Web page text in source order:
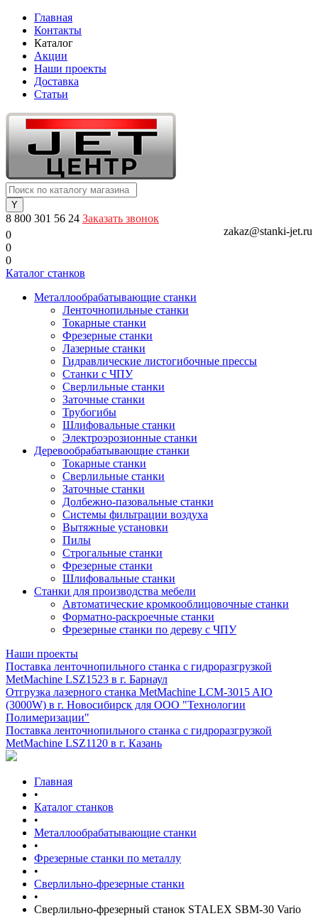
Главная
Контакты
Каталог
Акции
Наши проекты
Доставка
Статьи
8 800 301 56 24 Заказать звонок
zakaz@stanki-jet.ru
0
0
0
Каталог станков
Металлообрабатывающие станки
Ленточнопильные станки
Токарные станки
Фрезерные станки
Лазерные станки
Гидравлические листогибочные прессы
Станки с ЧПУ
Сверлильные станки
Заточные станки
Трубогибы
Шлифовальные станки
Электроэрозионные станки
Деревообрабатывающие станки
Токарные станки
Сверлильные станки
Заточные станки
Долбежно-пазовальные станки
Системы фильтрации воздуха
Вытяжные установки
Пилы
Строгальные станки
Фрезерные станки
Шлифовальные станки
Станки для производства мебели
Автоматические кромкооблицовочные станки
Форматно-раскроечные станки
Фрезерные станки по дереву с ЧПУ
Наши проекты
Поставка ленточнопильного станка c гидроразгрузкой
MetMachine LSZ1523 в г. Барнаул
Отгрузка лазерного станка MetMachine LCM-3015 AIO
(3000W) в г. Новосибирск для ООО "Технологии
Полимеризации"
Поставка ленточнопильного станка c гидроразгрузкой
MetMachine LSZ1120 в г. Казань
Главная
•
Каталог станков
•
Металлообрабатывающие станки
•
Фрезерные станки по металлу
•
Сверлильно-фрезерные станки
•
Сверлильно-фрезерный станок STALEX SBM-30 Vario